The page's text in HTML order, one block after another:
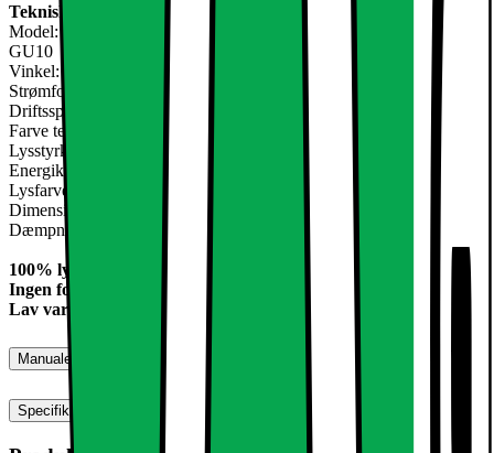
Teknisk information:
Model: køle hvid GU10 9W
GU10
Vinkel: 60 °
Strømforbrug: 9W (9W LED svarer til 60W halogen)
Driftsspænding: 220 - 240V AC
Farve temperatur: neutral hvid: 4000 K
Lysstyrke: 9W - 466 lumen
Energiklasse: A +
Lysfarve: neutral hvid
Dimension (D x L): 50x75 mm
Dæmpning: Kan dæmpes
100% lysstyrke i 0,1 sekunder (ingen forsinkelse)
Ingen forsinkelse - Instant 100% lysstyrke
Lav varme under drift
Manualer, downloads, garanti og support
Specifikationer